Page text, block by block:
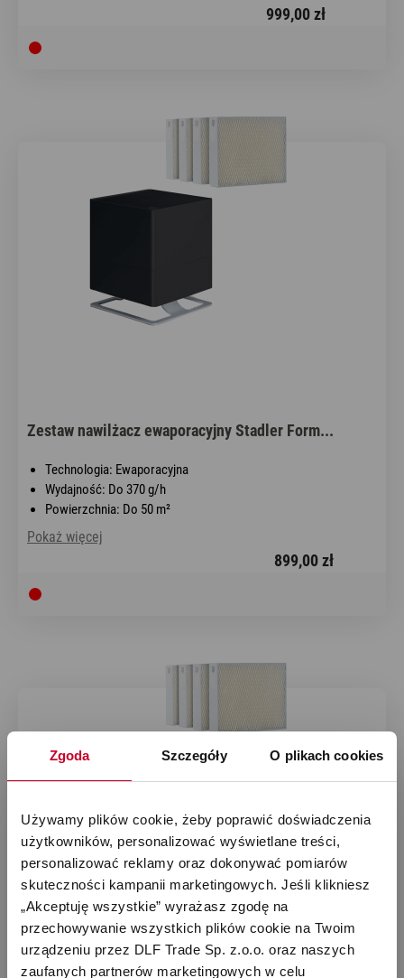
Zgoda Szczegóły O plikach cookies
Używamy plików cookie, żeby poprawić doświadczenia
użytkowników, personalizować wyświetlane treści,
personalizować reklamy oraz dokonywać pomiarów
skuteczności kampanii marketingowych. Jeśli klikniesz
„Akceptuję wszystkie” wyrażasz zgodę na
przechowywanie wszystkich plików cookie na Twoim
urządzeniu przez DLF Trade Sp. z.o.o. oraz naszych
zaufanych partnerów marketingowych w celu
999,00 zł
Zestaw nawilżacz ewaporacyjny Stadler Form...
Technologia: Ewaporacyjna
Wydajność: Do 370 g/h
Powierzchnia: Do 50 m²
Pokaż więcej
899,00 zł